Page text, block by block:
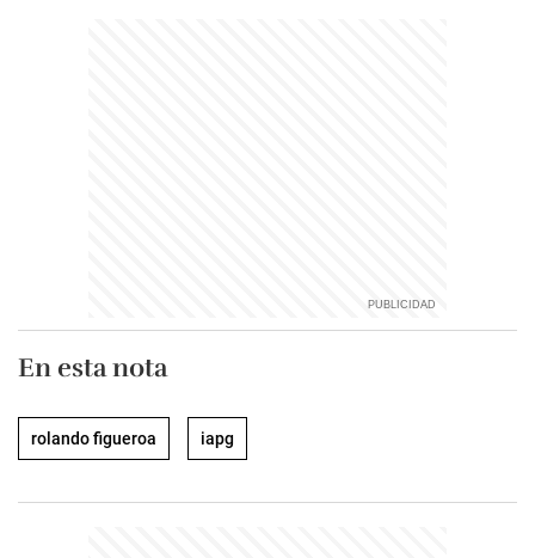
En esta nota
rolando figueroa iapg